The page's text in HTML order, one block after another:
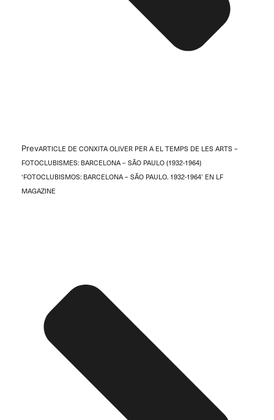
PrevARTICLE DE CONXITA OLIVER PER A EL TEMPS DE LES ARTS –
FOTOCLUBISMES: BARCELONA – SÃO PAULO (1932-1964)
‘FOTOCLUBISMOS: BARCELONA – SÃO PAULO. 1932-1964’ EN LF
MAGAZINE